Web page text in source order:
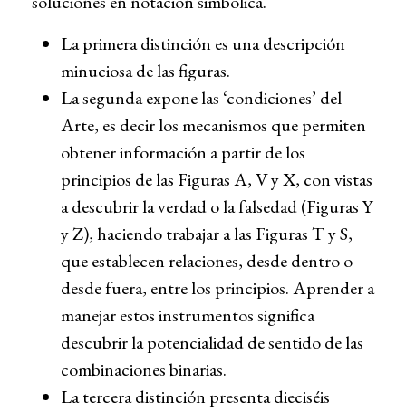
La primera distinción es una descripción
minuciosa de las figuras.
La segunda expone las ‘condiciones’ del
Arte, es decir los mecanismos que permiten
obtener información a partir de los
principios de las Figuras A, V y X, con vistas
a descubrir la verdad o la falsedad (Figuras Y
y Z), haciendo trabajar a las Figuras T y S,
que establecen relaciones, desde dentro o
desde fuera, entre los principios. Aprender a
manejar estos instrumentos significa
descubrir la potencialidad de sentido de las
combinaciones binarias.
La tercera distinción presenta dieciséis